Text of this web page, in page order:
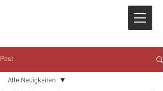
Post
Alle Neuigkeiten